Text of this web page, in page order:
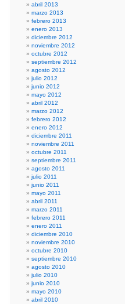
abril 2013
marzo 2013
febrero 2013
enero 2013
diciembre 2012
noviembre 2012
octubre 2012
septiembre 2012
agosto 2012
julio 2012
junio 2012
mayo 2012
abril 2012
marzo 2012
febrero 2012
enero 2012
diciembre 2011
noviembre 2011
octubre 2011
septiembre 2011
agosto 2011
julio 2011
junio 2011
mayo 2011
abril 2011
marzo 2011
febrero 2011
enero 2011
diciembre 2010
noviembre 2010
octubre 2010
septiembre 2010
agosto 2010
julio 2010
junio 2010
mayo 2010
abril 2010